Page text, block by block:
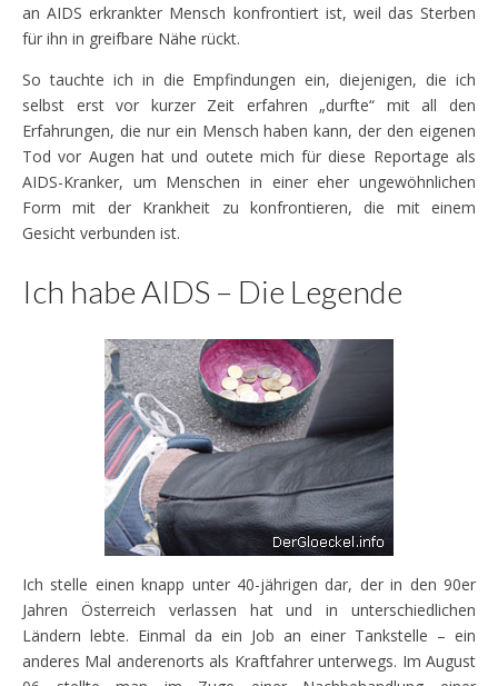
an AIDS erkrankter Mensch konfrontiert ist, weil das Sterben
für ihn in greifbare Nähe rückt.
So tauchte ich in die Empfindungen ein, diejenigen, die ich
selbst erst vor kurzer Zeit erfahren „durfte“ mit all den
Erfahrungen, die nur ein Mensch haben kann, der den eigenen
Tod vor Augen hat und outete mich für diese Reportage als
AIDS-Kranker, um Menschen in einer eher ungewöhnlichen
Form mit der Krankheit zu konfrontieren, die mit einem
Gesicht verbunden ist.
Ich habe AIDS – Die Legende
Ich stelle einen knapp unter 40-jährigen dar, der in den 90er
Jahren Österreich verlassen hat und in unterschiedlichen
Ländern lebte. Einmal da ein Job an einer Tankstelle – ein
anderes Mal anderenorts als Kraftfahrer unterwegs. Im August